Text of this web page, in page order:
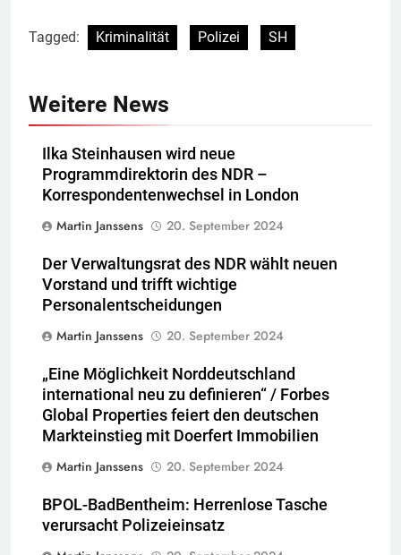
Tagged: Kriminalität Polizei SH
Weitere News
Ilka Steinhausen wird neue
Programmdirektorin des NDR –
Korrespondentenwechsel in London
Martin Janssens
20. September 2024
Der Verwaltungsrat des NDR wählt neuen
Vorstand und trifft wichtige
Personalentscheidungen
Martin Janssens
20. September 2024
„Eine Möglichkeit Norddeutschland
international neu zu definieren“ / Forbes
Global Properties feiert den deutschen
Markteinstieg mit Doerfert Immobilien
Martin Janssens
20. September 2024
BPOL-BadBentheim: Herrenlose Tasche
verursacht Polizeieinsatz